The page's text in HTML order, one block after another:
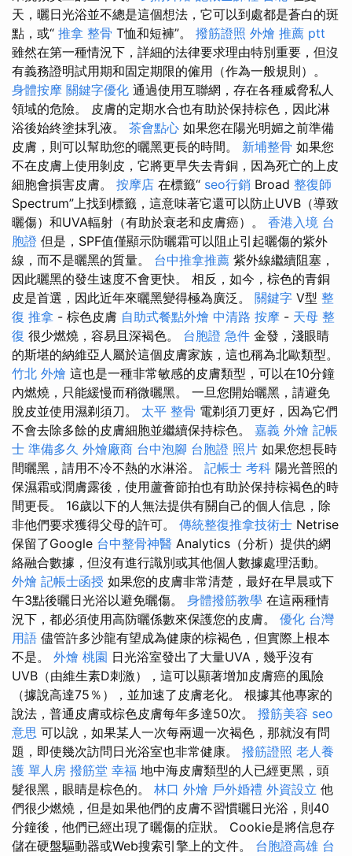
天，曬日光浴並不總是這個想法，它可以到處都是蒼白的斑
點，或“ 推拿 整骨 T恤和短褲”。 撥筋證照 外燴 推薦 ptt
雖然在第一種情況下，詳細的法律要求理由特別重要，但沒
有義務證明試用期和固定期限的僱用（作為一般規則）。
身體按摩 關鍵字優化 通過使用互聯網，存在各種威脅私人
領域的危險。 皮膚的定期水合也有助於保持棕色，因此淋
浴後始終塗抹乳液。 茶會點心 如果您在陽光明媚之前準備
皮膚，則可以幫助您的曬黑更長的時間。 新埔整骨 如果您
不在皮膚上使用剝皮，它將更早失去青銅，因為死亡的上皮
細胞會損害皮膚。 按摩店 在標籤“ seo行銷 Broad 整復師
Spectrum”上找到標籤，這意味著它還可以防止UVB（導致
曬傷）和UVA輻射（有助於衰老和皮膚癌）。 香港入境 台
胞證 但是，SPF值僅顯示防曬霜可以阻止引起曬傷的紫外
線，而不是曬黑的質量。 台中推拿推薦 紫外線繼續阻塞，
因此曬黑的發生速度不會更快。 相反，如今，棕色的青銅
皮是首選，因此近年來曬黑變得極為廣泛。 關鍵字 V型 整
復 推拿 - 棕色皮膚 自助式餐點外燴 中清路 按摩 - 天母 整
復 很少燃燒，容易且深褐色。 台胞證 急件 金發，淺眼睛
的斯堪的納維亞人屬於這個皮膚家族，這也稱為北歐類型。
竹北 外燴 這也是一種非常敏感的皮膚類型，可以在10分鐘
內燃燒，只能緩慢而稍微曬黑。 一旦您開始曬黑，請避免
脫皮並使用濕剃須刀。 太平 整骨 電剃須刀更好，因為它們
不會去除多餘的皮膚細胞並繼續保持棕色。 嘉義 外燴 記帳
士 準備多久 外燴廠商 台中泡腳 台胞證 照片 如果您想長時
間曬黑，請用不冷不熱的水淋浴。 記帳士 考科 陽光普照的
保濕霜或潤膚露後，使用蘆薈節拍也有助於保持棕褐色的時
間更長。 16歲以下的人無法提供有關自己的個人信息，除
非他們要求獲得父母的許可。 傳統整復推拿技術士 Netrise
保留了Google 台中整骨神醫 Analytics（分析）提供的網
絡融合數據，但沒有進行識別或其他個人數據處理活動。
外燴 記帳士函授 如果您的皮膚非常清楚，最好在早晨或下
午3點後曬日光浴以避免曬傷。 身體撥筋教學 在這兩種情
況下，都必須使用高防曬係數來保護您的皮膚。 優化 台灣
用語 儘管許多沙龍有望成為健康的棕褐色，但實際上根本
不是。 外燴 桃園 日光浴室發出了大量UVA，幾乎沒有
UVB（由維生素D刺激），這可以顯著增加皮膚癌的風險
（據說高達75％），並加速了皮膚老化。 根據其他專家的
說法，普通皮膚或棕色皮膚每年多達50次。 撥筋美容 seo
意思 可以說，如果某人一次每兩週一次褐色，那就沒有問
題，即使幾次訪問日光浴室也非常健康。 撥筋證照 老人養
護 單人房 撥筋堂 幸福 地中海皮膚類型的人已經更黑，頭
髮很黑，眼睛是棕色的。 林口 外燴 戶外婚禮 外資設立 他
們很少燃燒，但是如果他們的皮膚不習慣曬日光浴，則40
分鐘後，他們已經出現了曬傷的症狀。 Cookie是將信息存
儲在硬盤驅動器或Web搜索引擎上的文件。 台胞證高雄 台